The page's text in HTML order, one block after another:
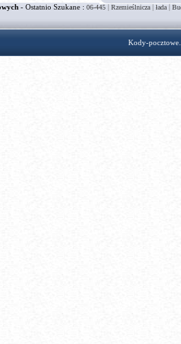
- Ostatnio Szukane : 06-445|Rzemieślnicza|łada|
Kody-